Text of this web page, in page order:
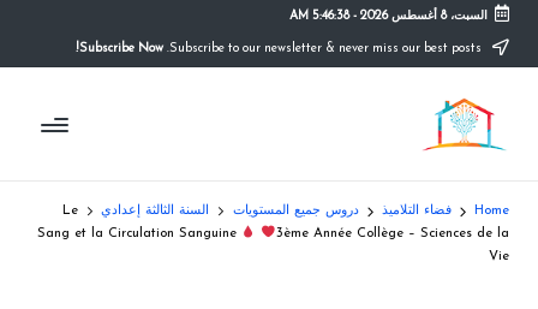
content
السبت، 8 أغسطس 2026 -
5:46:38 AM
Subscribe Now!
م
و
ق
ع
التعليم
الصريح
Home فضاء التلاميذ دروس جميع المستويات السنة الثالثة إعدادي
Le
Sang et la Circulation Sanguine
3ème Année Collège – Sciences de la
Vie